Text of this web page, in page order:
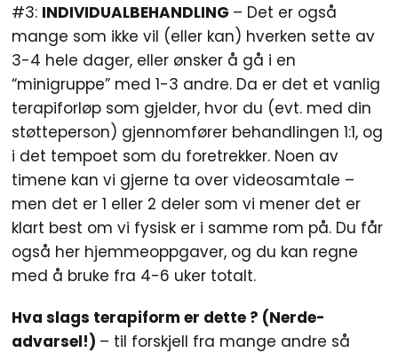
#3: INDIVIDUALBEHANDLING – Det er også
mange som ikke vil (eller kan) hverken sette av
3-4 hele dager, eller ønsker å gå i en
“minigruppe” med 1-3 andre. Da er det et vanlig
terapiforløp som gjelder, hvor du (evt. med din
støtteperson) gjennomfører behandlingen 1:1, og
i det tempoet som du foretrekker. Noen av
timene kan vi gjerne ta over videosamtale –
men det er 1 eller 2 deler som vi mener det er
klart best om vi fysisk er i samme rom på. Du får
også her hjemmeoppgaver, og du kan regne
med å bruke fra 4-6 uker totalt.
Hva slags terapiform er dette ? (Nerde-
advarsel!) – til forskjell fra mange andre så